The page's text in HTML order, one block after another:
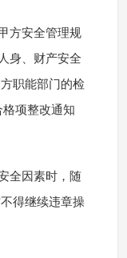
方安全管理规
身、财产安全
职能部门的检
项整改通知
全因素时，随
得继续违章操